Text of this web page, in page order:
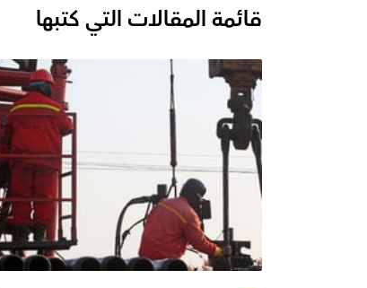
قائمة المقالات التي كتبها